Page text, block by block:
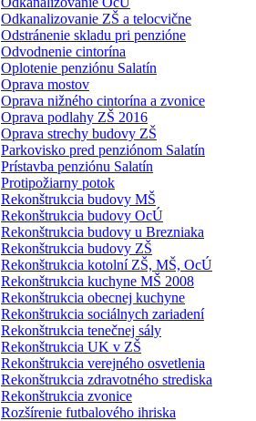
Odkanalizovanie ZŠ a telocvične
Odstránenie skladu pri penzióne
Odvodnenie cintorína
Oplotenie penziónu Salatín
Oprava mostov
Oprava nižného cintorína a zvonice
Oprava podlahy ZŠ 2016
Oprava strechy budovy ZŠ
Parkovisko pred penziónom Salatín
Prístavba penziónu Salatín
Protipožiarny potok
Rekonštrukcia budovy MŠ
Rekonštrukcia budovy OcÚ
Rekonštrukcia budovy u Brezniaka
Rekonštrukcia budovy ZŠ
Rekonštrukcia kotolní ZŠ, MŠ, OcÚ
Rekonštrukcia kuchyne MŠ 2008
Rekonštrukcia obecnej kuchyne
Rekonštrukcia sociálnych zariadení
Rekonštrukcia tenečnej sály
Rekonštrukcia UK v ZŠ
Rekonštrukcia verejného osvetlenia
Rekonštrukcia zdravotného strediska
Rekonštrukcia zvonice
Rozšírenie futbalového ihriska